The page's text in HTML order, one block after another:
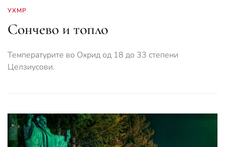
УХМР
Сончево и топло
Температурите во Охрид од 18 до 33 степени
Целзиусови.